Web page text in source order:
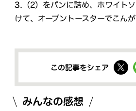
3. （2）をパンに詰め、ホワイト
けて、オーブントースターでこんが
この記事をシェア
みんなの感想